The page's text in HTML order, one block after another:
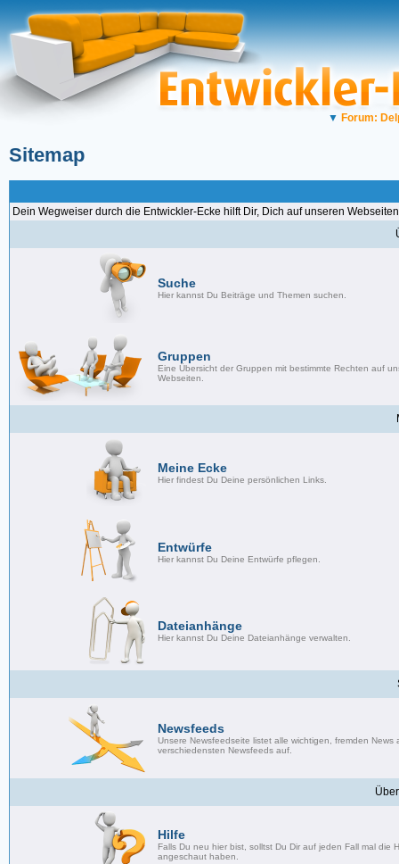
▼ Forum:
Sitemap
Dein Wegweiser durch die Entwickler-Ecke hilft Dir, Dich auf unseren
Suche
Hier kannst Du Beiträge und Themen suchen.
Gruppen
Eine Übersicht der Gruppen mit bestimmte Rechten auf
Webseiten.
Meine Ecke
Hier findest Du Deine persönlichen Links.
Entwürfe
Hier kannst Du Deine Entwürfe pflegen.
Dateianhänge
Hier kannst Du Deine Dateianhänge verwalten.
Newsfeeds
Unsere Newsfeedseite listet alle wichtigen, fremden News
verschiedensten Newsfeeds auf.
Hilfe
Falls Du neu hier bist, solltst Du Dir auf jeden Fall mal die
angeschaut haben.